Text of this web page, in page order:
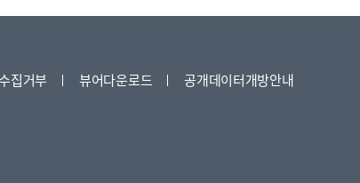
집거부 뷰어다운로드 공개데이터개방안내